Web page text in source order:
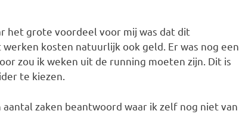
het grote voordeel voor mij was dat dit
kosten natuurlijk ook geld. Er was nog een
zou ik weken uit de running moeten zijn. Dit is
te kiezen.
zaken beantwoord waar ik zelf nog niet van